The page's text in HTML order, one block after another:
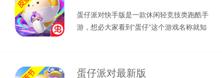
蛋仔派对快手版是一款休闲轻竞技类跑酷手
游，想必大家看到“蛋仔”这个游戏名称就知
蛋仔派对最新版